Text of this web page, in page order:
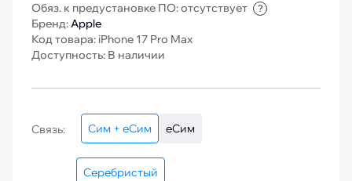
Обяз. к предустановке ПО: отсутствует ?
Бренд:Apple
Код товара: iPhone 17 Pro Max
Доступность: В наличии
Связь: Сим + еСим еСим
Серебристый